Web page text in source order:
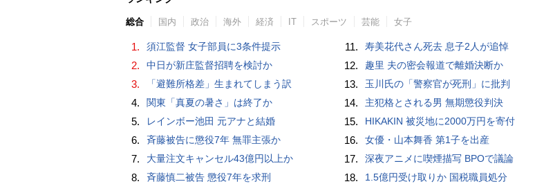
総合 国内 政治 海外 経済 IT スポーツ 芸能 女子
1. 須江監督 女子部員に3条件提示
2. 中日が新庄監督招聘を検討か
3. 「避難所格差」生まれてしまう訳
4. 関東「真夏の暑さ」は終了か
5. レインボー池田 元アナと結婚
6. 斉藤被告に懲役7年 無罪主張か
7. 大量注文キャンセル43億円以上か
8. 斉藤慎二被告 懲役7年を求刑
11. 寿美花代さん死去 息子2人が追悼
12. 趣里 夫の密会報道で離婚決断か
13. 玉川氏の「警察官が死刑」に批判
14. 主犯格とされる男 無期懲役判決
15. HIKAKIN 被災地に2000万円を寄付
16. 女優・山本舞香 第1子を出産
17. 深夜アニメに喫煙描写 BPOで議論
18. 1.5億円受け取りか 国税職員処分